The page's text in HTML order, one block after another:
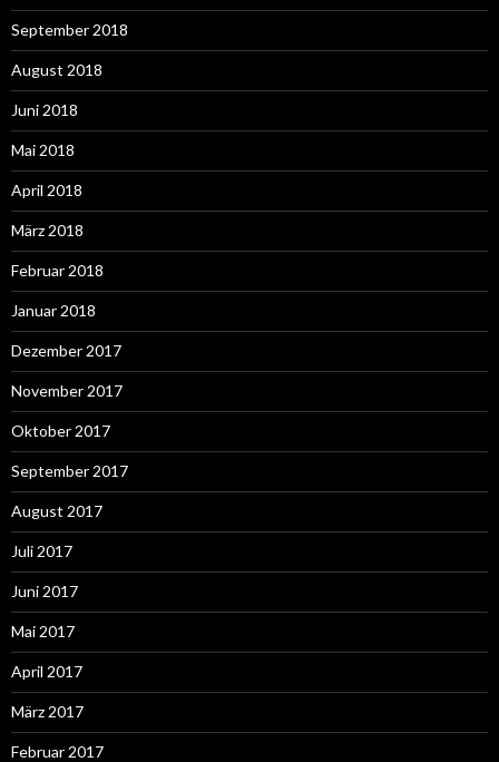
September 2018
August 2018
Juni 2018
Mai 2018
April 2018
März 2018
Februar 2018
Januar 2018
Dezember 2017
November 2017
Oktober 2017
September 2017
August 2017
Juli 2017
Juni 2017
Mai 2017
April 2017
März 2017
Februar 2017